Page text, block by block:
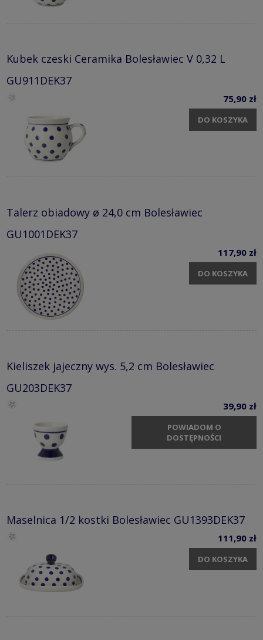
Kubek czeski Ceramika Bolesławiec V 0,32 L
GU911DEK37
75,90 zł
DO KOSZYKA
Talerz obiadowy ø 24,0 cm Bolesławiec
GU1001DEK37
117,90 zł
DO KOSZYKA
Kieliszek jajeczny wys. 5,2 cm Bolesławiec
GU203DEK37
39,90 zł
POWIADOM O
DOSTĘPNOŚCI
Maselnica 1/2 kostki Bolesławiec GU1393DEK37
111,90 zł
DO KOSZYKA